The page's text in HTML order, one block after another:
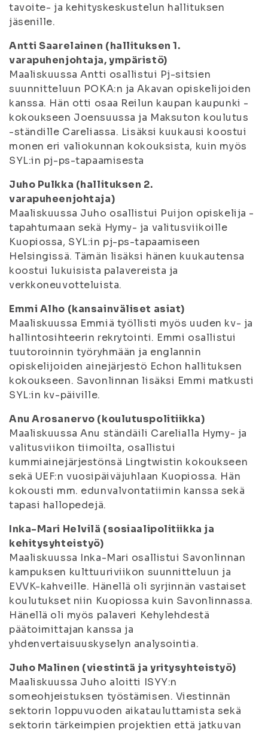
tavoite- ja kehityskeskustelun hallituksen
jäsenille.
Antti Saarelainen (hallituksen 1.
varapuhenjohtaja, ympäristö)
Maaliskuussa Antti osallistui Pj-sitsien
suunnitteluun POKA:n ja Akavan opiskelijoiden
kanssa. Hän otti osaa Reilun kaupan kaupunki -
kokoukseen Joensuussa ja Maksuton koulutus
-ständille Careliassa. Lisäksi kuukausi koostui
monen eri valiokunnan kokouksista, kuin myös
SYL:in pj-ps-tapaamisesta
Juho Pulkka (hallituksen 2.
varapuheenjohtaja)
Maaliskuussa Juho osallistui Puijon opiskelija -
tapahtumaan sekä Hymy- ja valitusviikoille
Kuopiossa, SYL:in pj-ps-tapaamiseen
Helsingissä. Tämän lisäksi hänen kuukautensa
koostui lukuisista palavereista ja
verkkoneuvotteluista.
Emmi Alho (kansainväliset asiat)
Maaliskuussa Emmiä työllisti myös uuden kv- ja
hallintosihteerin rekrytointi. Emmi osallistui
tuutoroinnin työryhmään ja englannin
opiskelijoiden ainejärjestö Echon hallituksen
kokoukseen. Savonlinnan lisäksi Emmi matkusti
SYL:in kv-päiville.
Anu Arosanervo (koulutuspolitiikka)
Maaliskuussa Anu ständäili Carelialla Hymy- ja
valitusviikon tiimoilta, osallistui
kummiainejärjestönsä Lingtwistin kokoukseen
sekä UEF:n vuosipäiväjuhlaan Kuopiossa. Hän
kokousti mm. edunvalvontatiimin kanssa sekä
tapasi hallopedejä.
Inka-Mari Helvilä (sosiaalipolitiikka ja
kehitysyhteistyö)
Maaliskuussa Inka-Mari osallistui Savonlinnan
kampuksen kulttuuriviikon suunnitteluun ja
EVVK-kahveille. Hänellä oli syrjinnän vastaiset
koulutukset niin Kuopiossa kuin Savonlinnassa.
Hänellä oli myös palaveri Kehylehdestä
päätoimittajan kanssa ja
yhdenvertaisuuskyselyn analysointia.
Juho Malinen (viestintä ja yritysyhteistyö)
Maaliskuussa Juho aloitti ISYY:n
someohjeistuksen työstämisen. Viestinnän
sektorin loppuvuoden aikatauluttamista sekä
sektorin tärkeimpien projektien että jatkuvan